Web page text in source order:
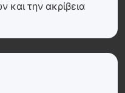
και την ακρίβεια